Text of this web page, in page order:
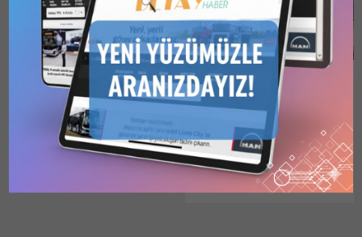
Bu kategori yalnızca
üyeler tarafından
görüntülenebilir. Bu
kategoriyi
görüntülemek için
Kullanıcılı // 6 Aylık
Abonelik
1 Kullanıcılı
// Yıllık Abonelik,3
Kullanıcılı // Yıllık
Abonelik veya
Kullanıcılı // Yıllık
Aboneliksatın alarak
Teiaş Sinop-Kastamonu
380 EİH (H.470) Yapımı
İhalesi İçin Teklif Aldı
Türkiye Elektrik İletim A.Ş.
(TEİAŞ) Genel
Müdürlüğü’nce bir süre önce
duyurusu yapılan
2026/588739 İKN numaralı
30.06.2026 0